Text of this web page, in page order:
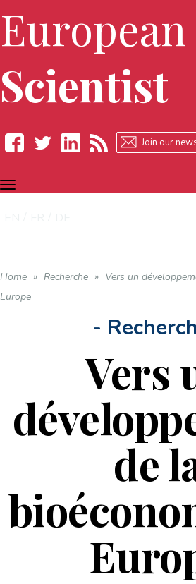
European
Scientist
Facebook
TOGGLE
NAVIGATION
Home » Recherche » Vers un
Europe
-
Vers
de